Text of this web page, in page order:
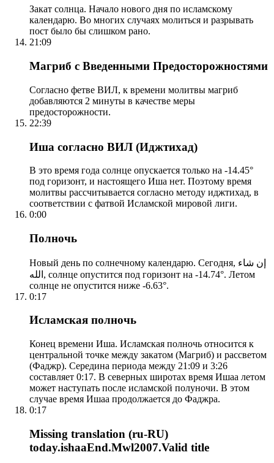
Закат солнца. Начало нового дня по исламскому
календарю. Во многих случаях молиться и разрывать
пост было бы слишком рано.
21:09
Магриб с Введенными Предосторожностями
Согласно фетве ВИЛ, к времени молитвы магриб
добавляются 2 минуты в качестве меры
предосторожности.
22:39
Иша согласно ВИЛ (Иджтихад)
В это время года солнце опускается только на -14.45°
под горизонт, и настоящего Иша нет. Поэтому время
молитвы рассчитывается согласно методу иджтихад, в
соответствии с фатвой Исламской мировой лиги.
0:00
Полночь
Новый день по солнечному календарю. Сегодня, إن شاء
الله, солнце опустится под горизонт на -14.74°. Летом
солнце не опустится ниже -6.63°.
0:17
Исламская полночь
Конец времени Иша. Исламская полночь относится к
центральной точке между закатом (Магриб) и рассветом
(Фаджр). Середина периода между 21:09 и 3:26
составляет 0:17. В северных широтах время Ишаа летом
может наступать после исламской полуночи. В этом
случае время Ишаа продолжается до Фаджра.
0:17
Missing translation (ru-RU)
today.ishaaEnd.Mwl2007.Valid title